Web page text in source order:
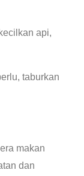
api,
taburkan
makan
dan